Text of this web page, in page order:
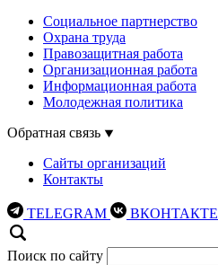
Социальное партнерство
Охрана труда
Правозащитная работа
Организационная работа
Информационная работа
Молодежная политика
Обратная связь
Сайты организаций
Контакты
TELEGRAM ВКОНТАКТЕ
Поиск по сайту